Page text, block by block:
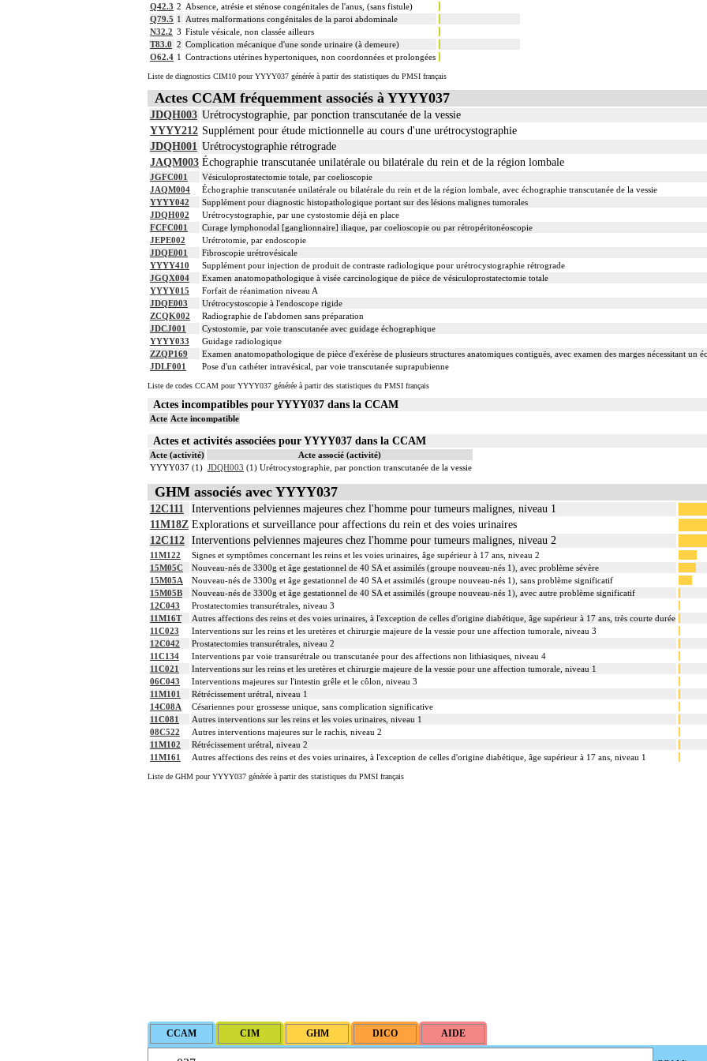
Q42.3 2 Absence, atrésie et sténose congénitales de l'anus, (sans fistule)
Q79.5 1
Autres malformations congénitales de la paroi abdominale
N32.2 3 Fistule vésicale, non classée ailleurs
T83.0 2 Complication mécanique d'une sonde urinaire (à demeure)
O62.4 1 Contractions utérines hypertoniques, non coordonnées et prolongées
Liste de diagnostics CIM10 pour YYYY037 générée à partir des statistiques du PMSI français
Actes CCAM fréquemment associés à YYYY037
JDQH003 Urétrocystographie, par ponction transcutanée de la vessie
YYYY212 Supplément pour étude mictionnelle au cours d'une urétrocystographie
JDQH001 Urétrocystographie rétrograde
JAQM003 Échographie transcutanée unilatérale ou bilatérale du rein et de la région lombale
JGFC001
Vésiculoprostatectomie totale, par coelioscopie
JAQM004
Échographie transcutanée unilatérale ou bilatérale du rein et de la région lombale, avec échographie transcutanée de la vessie
YYYY042
Supplément pour diagnostic histopathologique portant sur des lésions malignes tumorales
JDQH002
Urétrocystographie, par une cystostomie déjà en place
FCFC001
Curage lymphonodal [ganglionnaire] iliaque, par coelioscopie ou par rétropéritonéoscopie
JEPE002
Urétrotomie, par endoscopie
JDQE001
Fibroscopie urétrovésicale
YYYY410
Supplément pour injection de produit de contraste radiologique pour urétrocystographie rétrograde
JGQX004
Examen anatomopathologique à visée carcinologique de pièce de vésiculoprostatectomie totale
YYYY015
Forfait de réanimation niveau A
JDQE003
Urétrocystoscopie à l'endoscope rigide
ZCQK002
Radiographie de l'abdomen sans préparation
JDCJ001
Cystostomie, par voie transcutanée avec guidage échographique
YYYY033
Guidage radiologique
ZZQP169
Examen anatomopathologique de pièce d'exérèse de plusieurs structures anatomiques contiguës, avec examen des marges nécessitant un
JDLF001
Pose d'un cathéter intravésical, par voie transcutanée suprapubienne
Liste de codes CCAM pour YYYY037 générée à partir des statistiques du PMSI français
Actes incompatibles pour YYYY037 dans la CCAM
Acte Acte incompatible
Actes et activités associées pour YYYY037 dans la CCAM
Acte (activité)
Acte associé (activité)
YYYY037 (1) JDQH003 (1) Urétrocystographie, par ponction transcutanée de la vessie
GHM associés avec YYYY037
12C111
Interventions pelviennes majeures chez l'homme pour tumeurs malignes, niveau 1
11M18Z Explorations et surveillance pour affections du rein et des voies urinaires
12C112 Interventions pelviennes majeures chez l'homme pour tumeurs malignes, niveau 2
11M122
Signes et symptômes concernant les reins et les voies urinaires, âge supérieur à 17 ans, niveau 2
15M05C
Nouveau-nés de 3300g et âge gestationnel de 40 SA et assimilés (groupe nouveau-nés 1), avec problème sévère
15M05A
Nouveau-nés de 3300g et âge gestationnel de 40 SA et assimilés (groupe nouveau-nés 1), sans problème significatif
15M05B
Nouveau-nés de 3300g et âge gestationnel de 40 SA et assimilés (groupe nouveau-nés 1), avec autre problème significatif
12C043
Prostatectomies transurétrales, niveau 3
11M16T
Autres affections des reins et des voies urinaires, à l'exception de celles d'origine diabétique, âge supérieur à 17 ans, très courte durée
11C023
Interventions sur les reins et les uretères et chirurgie majeure de la vessie pour une affection tumorale, niveau 3
12C042
Prostatectomies transurétrales, niveau 2
11C134
Interventions par voie transurétrale ou transcutanée pour des affections non lithiasiques, niveau 4
11C021
Interventions sur les reins et les uretères et chirurgie majeure de la vessie pour une affection tumorale, niveau 1
06C043
Interventions majeures sur l'intestin grêle et le côlon, niveau 3
11M101
Rétrécissement urétral, niveau 1
14C08A
Césariennes pour grossesse unique, sans complication significative
11C081
Autres interventions sur les reins et les voies urinaires, niveau 1
08C522
Autres interventions majeures sur le rachis, niveau 2
11M102
Rétrécissement urétral, niveau 2
11M161
Autres affections des reins et des voies urinaires, à l'exception de celles d'origine diabétique, âge supérieur à 17 ans, niveau 1
Liste de GHM pour YYYY037 générée à partir des statistiques du PMSI français